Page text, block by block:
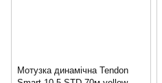
Мотузка динамічна Tendon